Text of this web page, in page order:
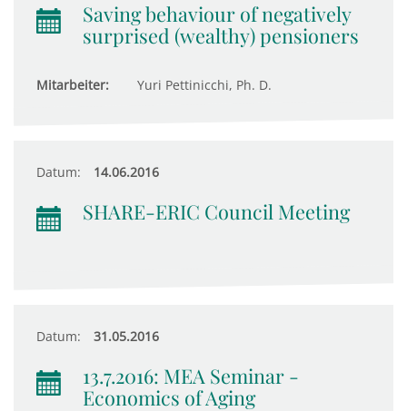
Saving behaviour of negatively
surprised (wealthy) pensioners
Mitarbeiter: Yuri Pettinicchi, Ph. D.
Datum: 14.06.2016
SHARE-ERIC Council Meeting
Datum: 31.05.2016
13.7.2016: MEA Seminar -
Economics of Aging